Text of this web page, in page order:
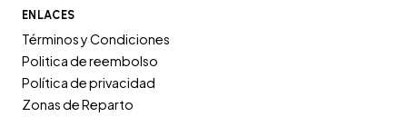
ENLACES
Términos y Condiciones
Politica de reembolso
Política de privacidad
Zonas de Reparto